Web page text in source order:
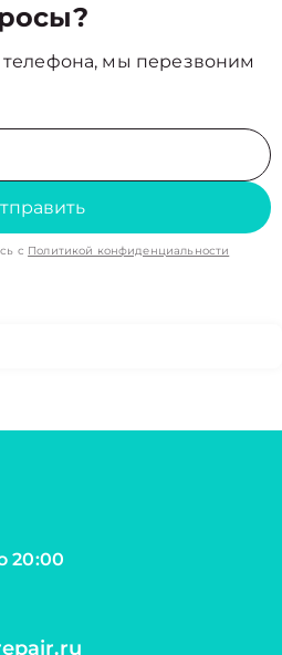
телефона, мы перезвоним
с Политикой конфиденциальности
20:00